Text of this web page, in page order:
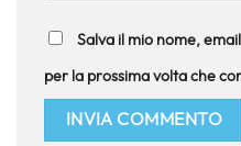
Salva il mio nome,
per la prossima volta che